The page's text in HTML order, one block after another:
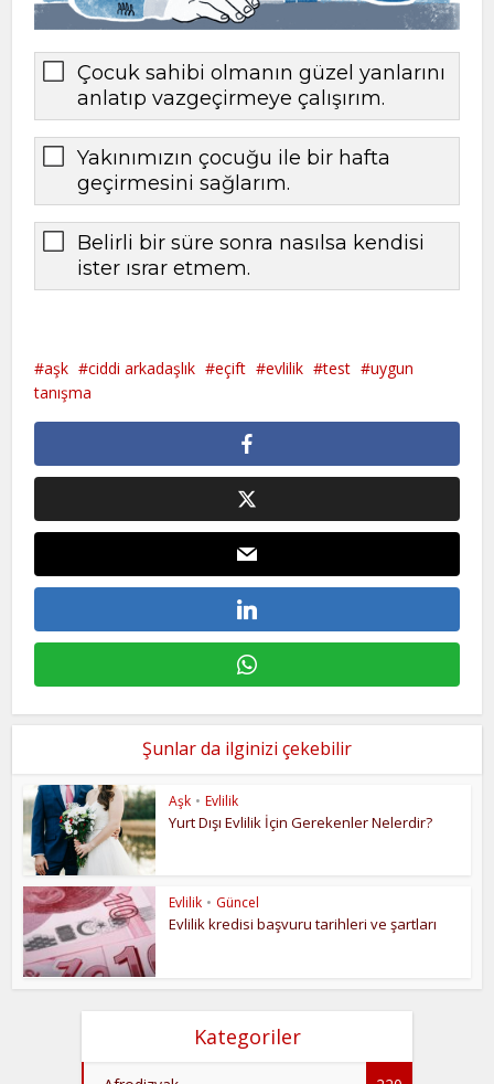
Çocuk sahibi olmanın güzel yanlarını
anlatıp vazgeçirmeye çalışırım.
Yakınımızın çocuğu ile bir hafta
geçirmesini sağlarım.
Belirli bir süre sonra nasılsa kendisi
ister ısrar etmem.
aşk ciddi arkadaşlık eçift evlilik test
uygun
tanışma
Şunlar da ilginizi çekebilir
Aşk • Evlilik
Yurt Dışı Evlilik İçin Gerekenler Nelerdir?
Evlilik • Güncel
Evlilik kredisi başvuru tarihleri ve şartları
Kategoriler